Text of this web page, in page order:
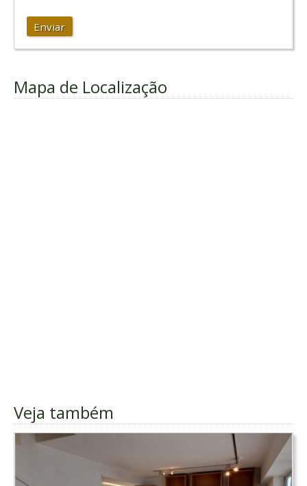
Enviar
Mapa de Localização
Veja também